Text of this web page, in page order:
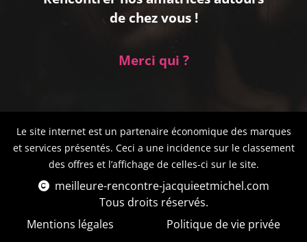
de chez vous !
Merci qui ?
Le site internet est un partenaire économique des marques
et services présentés. Ceci a une incidence sur le classement
des offres et l’affichage de celles-ci sur le site.
meilleure-rencontre-jacquieetmichel.com
Tous droits réservés.
Mentions légales
Politique de vie privée